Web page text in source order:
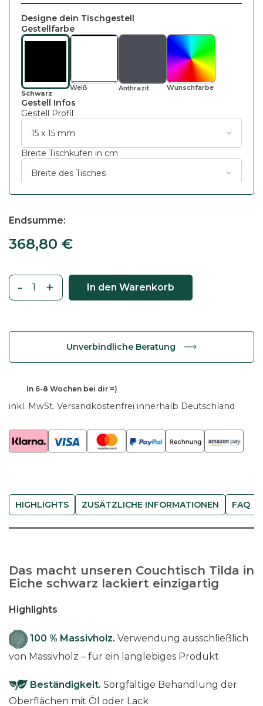
368,80 €
Designe dein Tischgestell
Gestellfarbe
Schwarz
Weiß Anthrazit WunschFarbe
Gestell Infos
Gestell Profil
Breite Tischkufen in cm
Endsumme
368,80 €
-
c
T
i
a
-
s
w
a
z
M
e
n
e
+ In den Warenkorb
Unverbindliche Beratung
In 6-8 Wochen bei dir =)
inkl. MwSt. Versandkostenfrei innerhalb Deutschland
HIGHLIGHTS ZUSÄTZLICHE INFORMATIONEN FAQ
Das macht unseren Couchtisch Tilda in
Eiche schwarz lackiert einzigartig
Highlights
100 % Massivholz. Verwendung ausschließlich
von Massivholz – für ein langlebiges Produkt
Beständigkeit. Sorgfältige Behandlung der
Oberflächen mit Öl oder Lack